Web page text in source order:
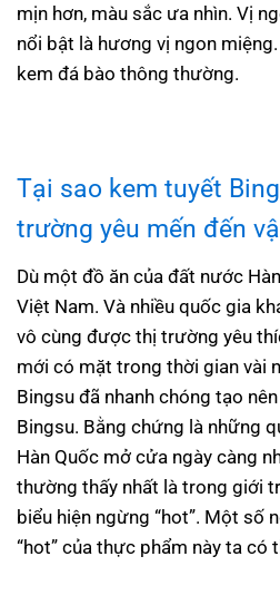
mịn hơn, màu sắc ưa nhìn. Vị
nổi bật là hương vị ngon
kem đá bào thông thường.
Tại sao kem tuyết
trường yêu mến đến
Dù một đồ ăn của đất nước
Việt Nam. Và nhiều quốc gia
vô cùng được thị trường yêu
mới có mặt trong thời gian vài
Bingsu đã nhanh chóng tạo
Bingsu. Bằng chứng là những
Hàn Quốc mở cửa ngày càng
thường thấy nhất là trong giới
biểu hiện ngừng “hot”. Một số
“hot” của thực phẩm này ta có